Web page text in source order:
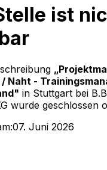
ist
„
Naht -
" in Stuttgart bei
wurde geschlossen
07. Juni 2026